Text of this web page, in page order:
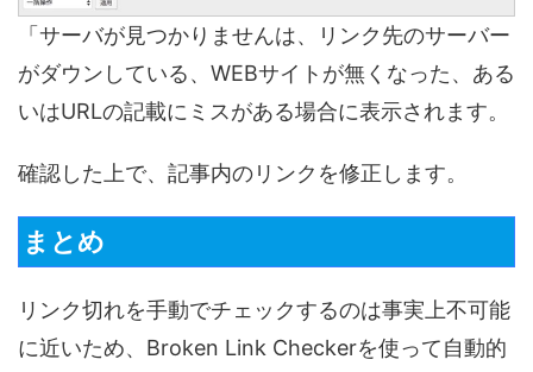
「サーバが見つかりませんは、リンク先のサーバー
がダウンしている、WEBサイトが無くなった、ある
いはURLの記載にミスがある場合に表示されます。
確認した上で、記事内のリンクを修正します。
まとめ
リンク切れを手動でチェックするのは事実上不可能
に近いため、Broken Link Checkerを使って自動的